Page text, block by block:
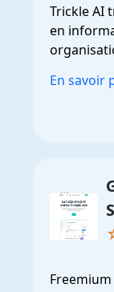
Trickle AI
en
En savoir
Freemium